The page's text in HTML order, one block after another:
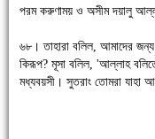
পরম করুণাময় ও অসীম দয়ালু
৬৮। তাহারা বলিল, আমাদের জন্য
কিরূপ? মূসা বলিল, 'আল্লাহ
মধ্যবয়সী। সুতরাং তোমরা যাহা
চাঁদপুরের মানুষ তাদের পুরোটা